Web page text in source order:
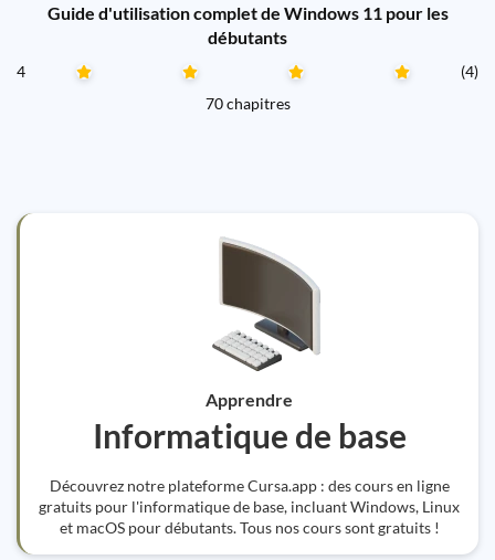
Guide d'utilisation complet de Windows 11 pour les
débutants
4
(4)
70 chapitres
Apprendre
Informatique de base
Découvrez notre plateforme Cursa.app : des cours en ligne
gratuits pour l'informatique de base, incluant Windows, Linux
et macOS pour débutants. Tous nos cours sont gratuits !